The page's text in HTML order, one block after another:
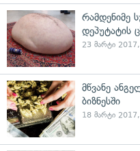
რამდენიმე
დეპუტატის
23 მარტი
მწვანე
ბიზნესში
18 მარტი